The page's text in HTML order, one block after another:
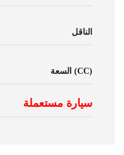
الناقل
السعة (CC)
سيارة مستعملة